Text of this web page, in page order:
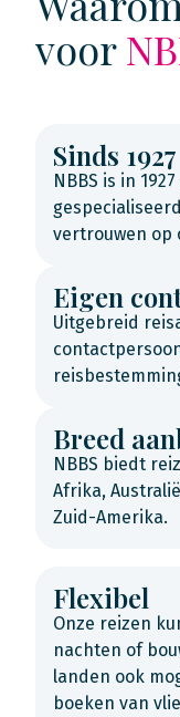
voor
Sinds 1927
NBBS is in
vertrouwen op
Eigen
Uitgebreid
Breed
NBBS biedt
Afrika,
Zuid-Amerika.
Flexibel
Onze reizen
nachten of
landen ook
boeken van